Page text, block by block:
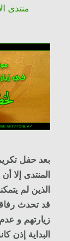
منتدى
بعد حفل
المنتدى إلا
الذين لم
قد تحدث
زيارتهم و
البداية إذن